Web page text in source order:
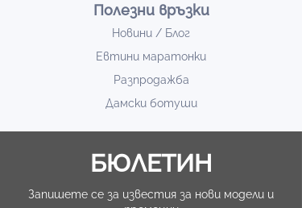
Полезни връзки
Новини / Блог
Евтини маратонки
Разпродажба
Дамски ботуши
БЮЛЕТИН
Запишете се за известия за нови модели и